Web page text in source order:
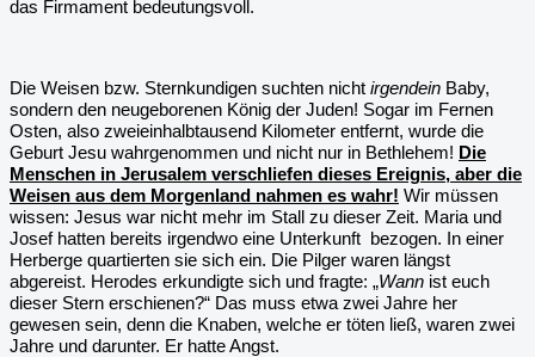
das Firmament bedeutungsvoll.
Die Weisen bzw. Sternkundigen suchten nicht irgendein Baby,
sondern den neugeborenen König der Juden! Sogar im Fernen
Osten, also zweieinhalbtausend Kilometer entfernt, wurde die
Geburt Jesu wahrgenommen und nicht nur in Bethlehem! Die
Menschen in Jerusalem verschliefen dieses Ereignis, aber die
Weisen aus dem Morgenland nahmen es wahr! Wir müssen
wissen: Jesus war nicht mehr im Stall zu dieser Zeit. Maria und
Josef hatten bereits irgendwo eine Unterkunft
bezogen. In einer
Herberge quartierten sie sich ein. Die Pilger waren längst
abgereist. Herodes erkundigte sich und fragte: „Wann ist euch
dieser Stern erschienen?“ Das muss etwa zwei Jahre her
gewesen sein, denn die Knaben, welche er töten ließ, waren zwei
Jahre und darunter. Er hatte Angst.